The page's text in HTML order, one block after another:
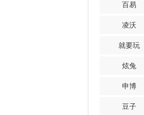
百易
凌沃
就要玩
炫兔
申博
豆子